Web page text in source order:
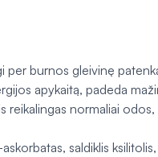
per burnos gleivinę
apykaitą, padeda
normaliai
saldiklis